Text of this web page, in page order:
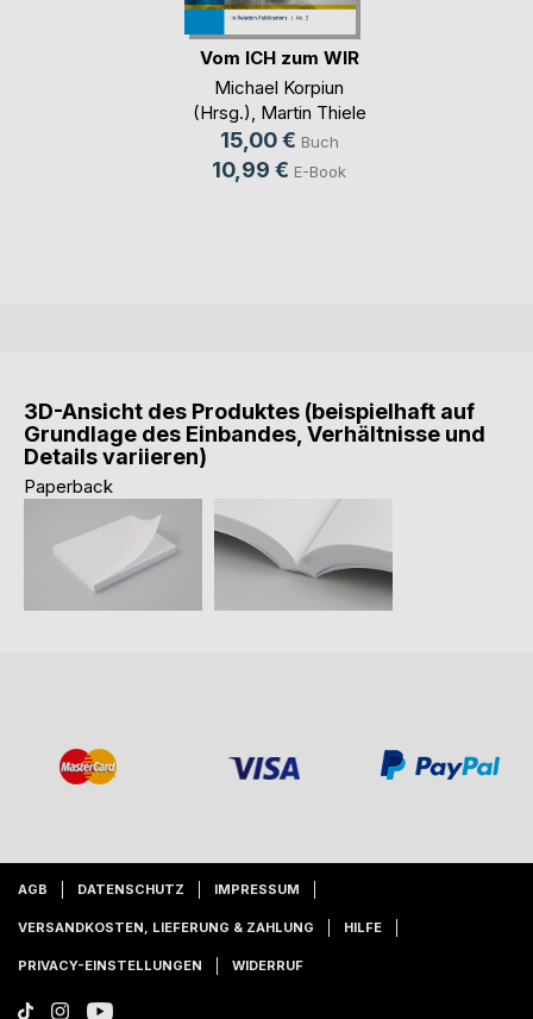
Vom ICH zum WIR
Michael Korpiun
(Hrsg.), Martin Thiele
(Hrsg.) ,Cornelia Jenke
(Hrsg.)
15,00 € Buch
10,99 € E-Book
3D-Ansicht des Produktes (beispielhaft auf
Grundlage des Einbandes, Verhältnisse und
Details variieren)
Paperback
AGB DATENSCHUTZ IMPRESSUM
VERSANDKOSTEN, LIEFERUNG & ZAHLUNG HILFE
PRIVACY-EINSTELLUNGEN WIDERRUF